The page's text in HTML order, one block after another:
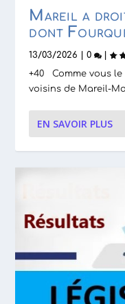
Mareil a
dont
13/03/2026 |0
|
+40 Comme vous
voisins de Mareil-
EN SAVOIR PLUS